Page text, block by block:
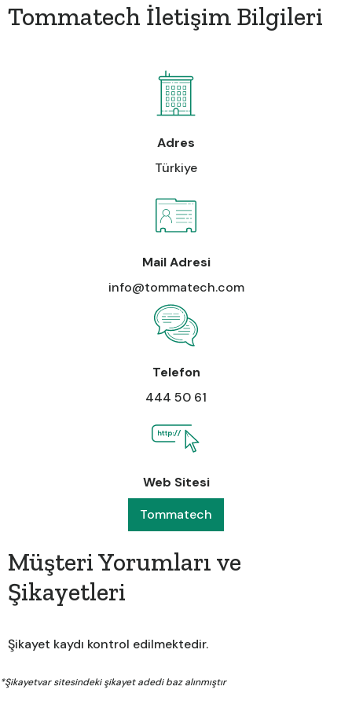
Tommatech İletişim Bilgileri
Adres
Türkiye
Mail Adresi
info@tommatech.com
Telefon
444 50 61
Web Sitesi
Tommatech
Müşteri Yorumları ve
Şikayetleri
Şikayet kaydı kontrol edilmektedir.
*Şikayetvar sitesindeki şikayet adedi baz alınmıştır